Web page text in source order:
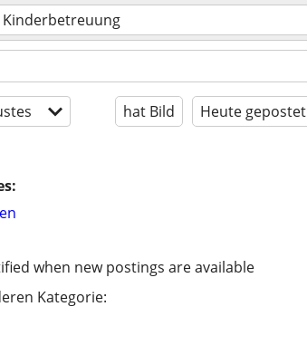
Kinderbetreuung
hat Bild Heute gepostet
when new postings are available
Kategorie: